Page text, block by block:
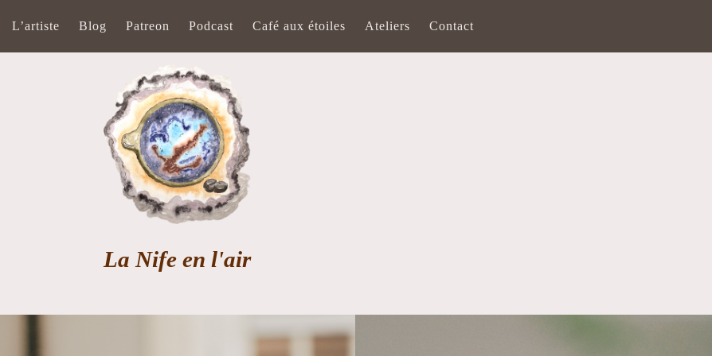
L’artiste Blog Patreon Podcast Café aux étoiles Ateliers Contact
La Nife en l'air